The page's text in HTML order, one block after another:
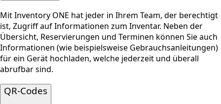
Mit Inventory ONE hat jeder in Ihrem Team, der berechtigt
ist, Zugriff auf Informationen zum Inventar. Neben der
Übersicht, Reservierungen und Terminen können Sie auch
Informationen (wie beispielsweise Gebrauchsanleitungen)
für ein Gerät hochladen, welche jederzeit und überall
abrufbar sind.
QR-Codes